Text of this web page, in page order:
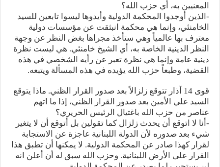
المعنيين به، أي حزب الله؟
-الذين أوجدوا المحكمة الدولية وأيدوها ليسوا تابعين للسيد
الخامنئي، وإنما هي محكمة انبثقت عن مؤسسات دولية
معترف بها عالمياً وهي ستأخذ مجراها بغض النظر عن وجهة
النظر الدينية الخاصة به، أي الشيخ خامنئي. هي ليست نظرة
دينية عامة وإنما هي نظرة تعبر عن رأيه الشخصي في هذه
القضية، وطبعاً حزب الله يؤيده في هذه المسألة ويتبعه.
قوى 14 آذار تتوقع زلزالاً بعد صدور القرار الظني. ماذا يتوقع
السيد علي الأمين بعد صدور القرار الظني، إذا ما اتهم
عناصر من حزب الله باغتيال الرئيس الحريري؟
-أنا لا اتوقع أن يحدث زلزال كما تقولين بل أتوقع أن لا يتغير
شيء بعد صدوره لأن الدولة اللبنانية عاجزة عن الاستجابة
لقرار كهذا صادر عن المحكمة الدولية. لا يمكنها أن تطبق هذا
القرار على الأرض اللبنانية. وحزب الله سبق له أن أعلن انه